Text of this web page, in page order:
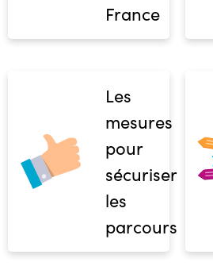
France
Les
mesures
pour
sécuriser
les
parcours